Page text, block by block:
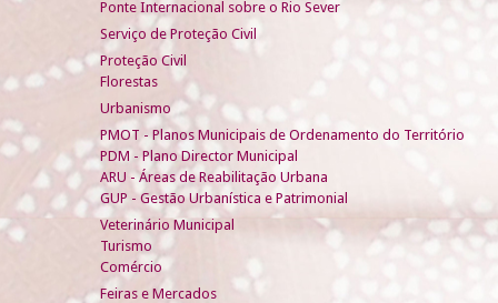
Ponte Internacional sobre o Rio Sever
Serviço de Proteção Civil
Proteção Civil
Florestas
Urbanismo
PMOT - Planos Municipais de Ordenamento do Território
PDM - Plano Director Municipal
ARU - Áreas de Reabilitação Urbana
GUP - Gestão Urbanística e Patrimonial
Veterinário Municipal
Turismo
Comércio
Feiras e Mercados